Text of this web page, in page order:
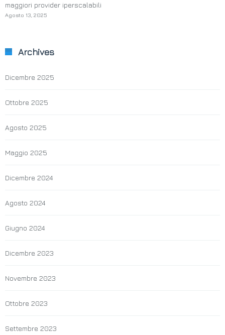
maggiori provider iperscalabili
Agosto 13, 2025
Archives
Dicembre 2025
Ottobre 2025
Agosto 2025
Maggio 2025
Dicembre 2024
Agosto 2024
Giugno 2024
Dicembre 2023
Novembre 2023
Ottobre 2023
Settembre 2023